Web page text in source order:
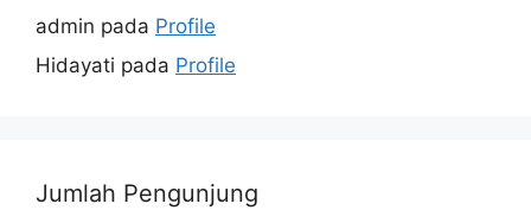
admin pada Profile
Hidayati pada Profile
Jumlah Pengunjung